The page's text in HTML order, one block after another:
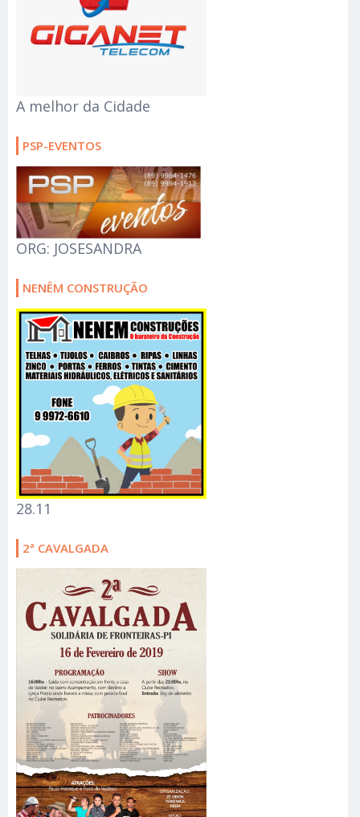
A melhor da Cidade
PSP-EVENTOS
ORG: JOSESANDRA
NENÊM CONSTRUÇÃO
28.11
2ª CAVALGADA